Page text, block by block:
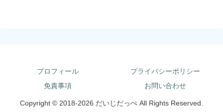
プロフィール
プライバシーポリシー
免責事項
お問い合わせ
Copyright © 2018-2026 だいじだっぺ All Rights Reserved.